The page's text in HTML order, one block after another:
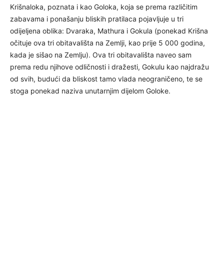
Krišnaloka, poznata i kao Goloka, koja se prema različitim
zabavama i ponašanju bliskih pratilaca pojavljuje u tri
odijeljena oblika: Dvaraka, Mathura i Gokula (ponekad Krišna
očituje ova tri obitavališta na Zemlji, kao prije 5 000 godina,
kada je sišao na Zemlju). Ova tri obitavališta naveo sam
prema redu njihove odličnosti i dražesti, Gokulu kao najdražu
od svih, budući da bliskost tamo vlada neograničeno, te se
stoga ponekad naziva unutarnjim dijelom Goloke.